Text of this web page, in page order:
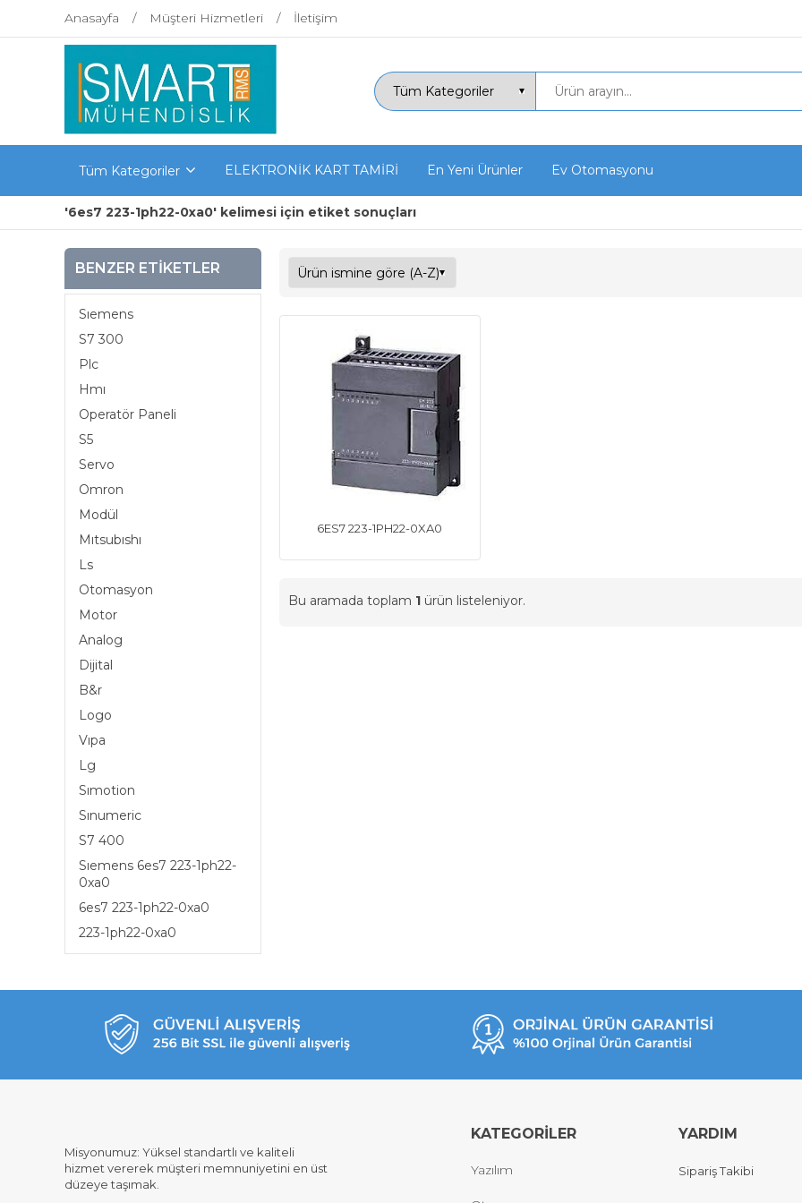
Anasayfa Müşteri Hizmetleri İletişim
Tüm Kategoriler ELEKTRONİK KART TAMİRİ En Yeni Ürünler Ev Otomasyonu
'6es7 223-1ph22-0xa0' kelimesi için etiket sonuçları
BENZER ETIKETLER
Sıemens
S7 300
Plc
Hmı
Operatör Paneli
S5
Servo
Omron
Modül
Mıtsubıshı
Ls
Otomasyon
Motor
Analog
Dijital
B&r
Logo
Vıpa
Lg
Sımotion
Sınumeric
S7 400
Sıemens 6es7 223-1ph22-
0xa0
6es7 223-1ph22-0xa0
223-1ph22-0xa0
6ES7 223-1PH22-0XA0
Bu aramada toplam 1 ürün listeleniyor.
Misyonumuz: Yüksel standartlı ve kaliteli
hizmet vererek müşteri memnuniyetini en üst
düzeye taşımak.
KATEGORİLER
Yazılım
YARDIM
Sipariş Takibi